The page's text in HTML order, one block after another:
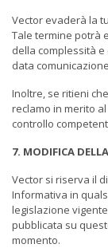
Vector evaderà la
Tale termine potrà
della complessità
data
Inoltre, se ritieni
reclamo in merito
controllo
7. MODIFICA
Vector si riserva il
Informativa in
legislazione
pubblicata su
momento.